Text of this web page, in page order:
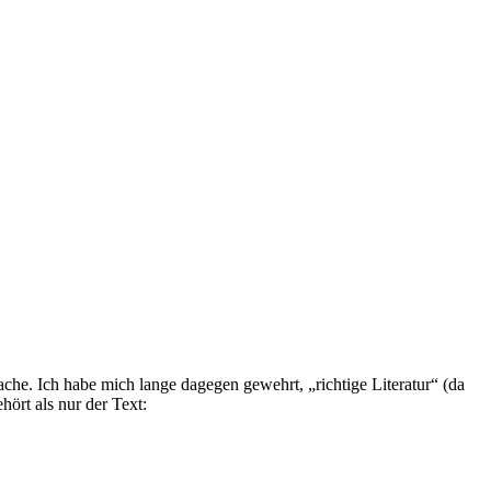
Ich habe mich lange dagegen gewehrt, „richtige Literatur“ (da
als nur der Text: